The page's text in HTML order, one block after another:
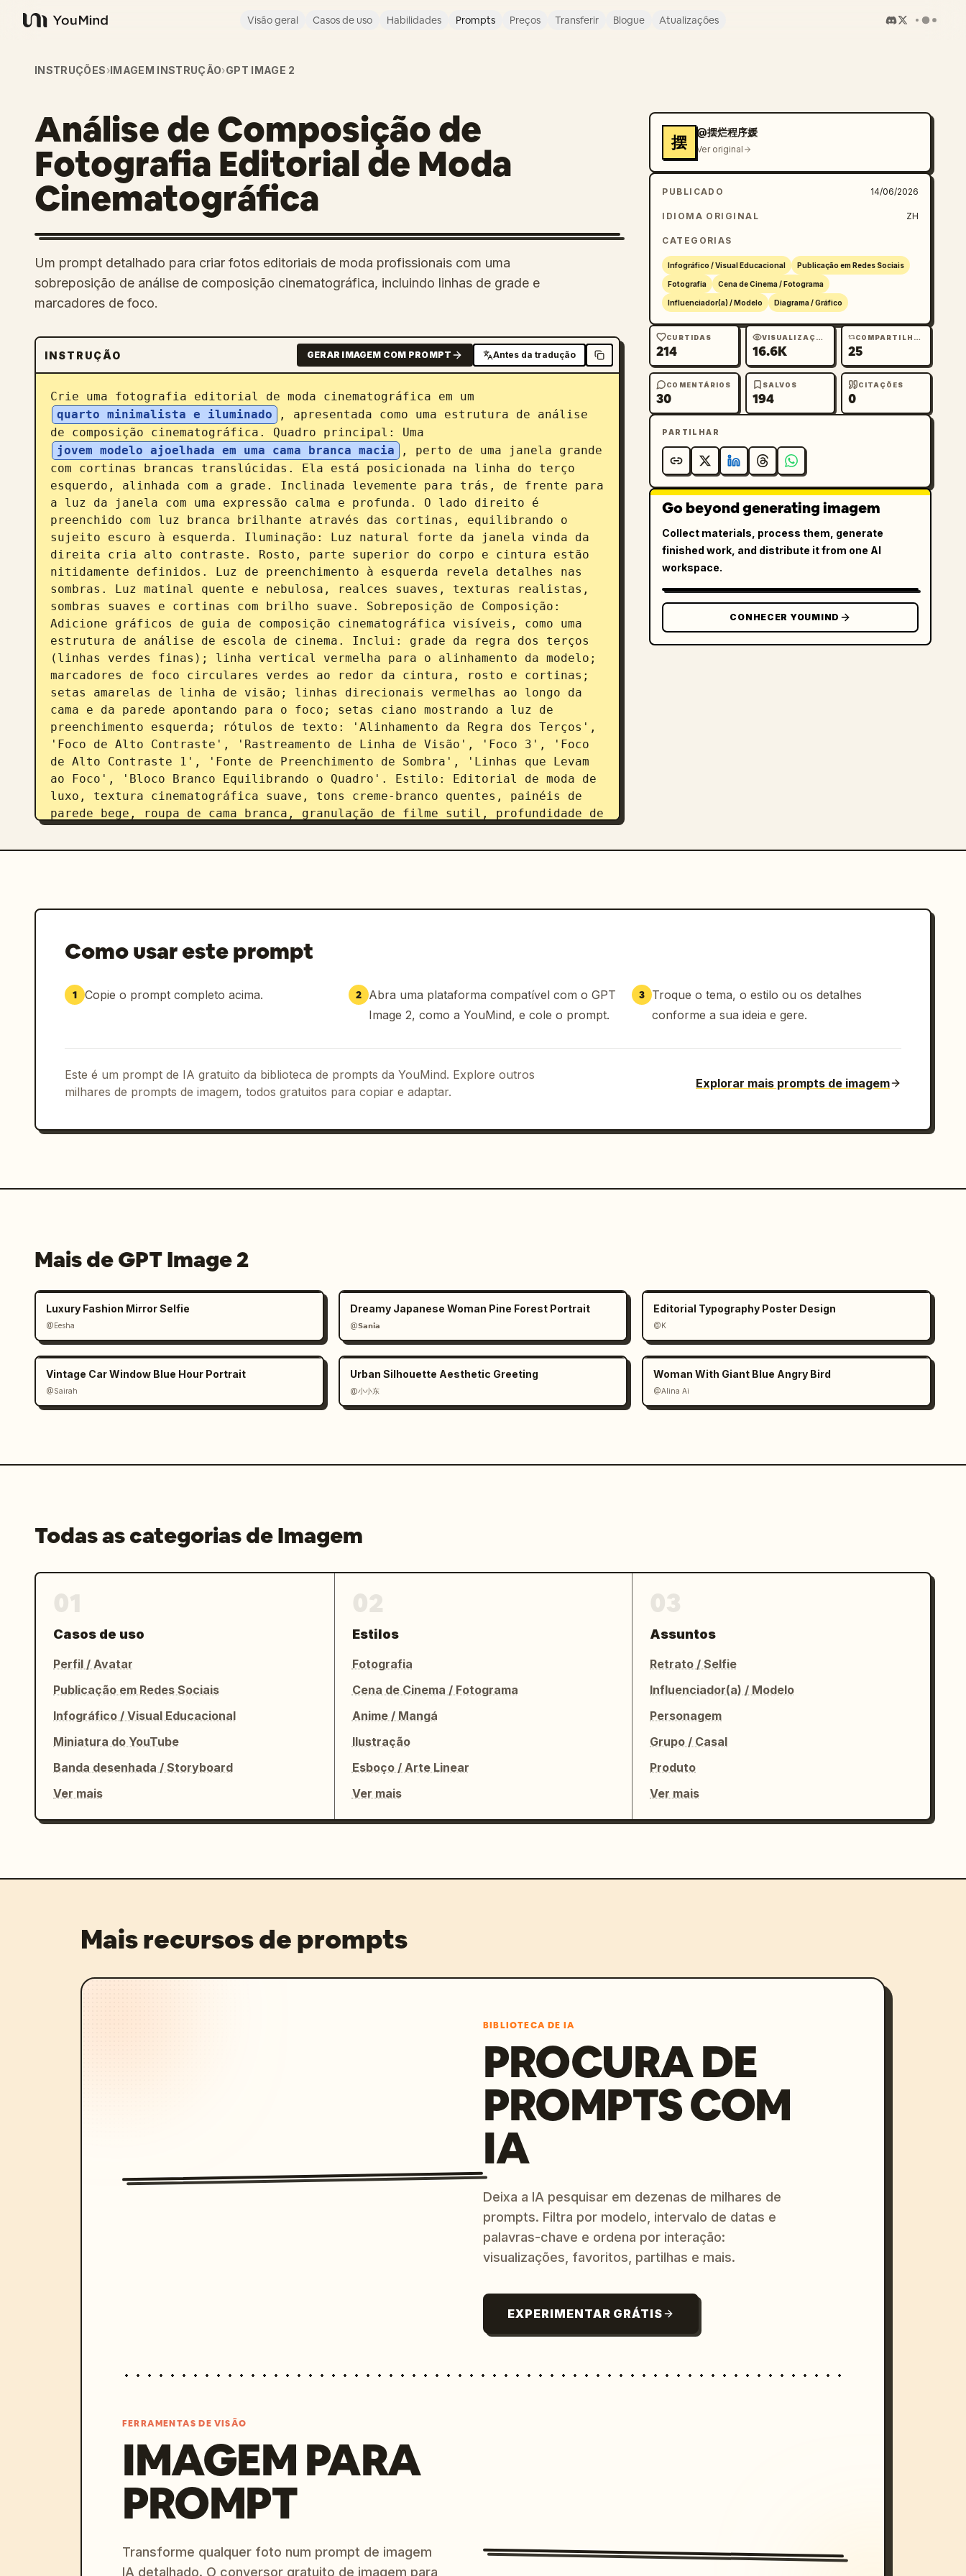
YouMind
Visão geral Casos de uso Habilidades Prompts Preços Transferir Blogue Atualizações
INSTRUÇÕES›IMAGEM INSTRUÇÃO›GPT IMAGE 2
Análise de Composição de
Fotografia Editorial de Moda
Cinematográfica
Um prompt detalhado para criar fotos editoriais de moda profissionais com uma
sobreposição de análise de composição cinematográfica, incluindo linhas de grade e
marcadores de foco.
INSTRUÇÃO GERAR IMAGEM COM PROMPT Antes da tradução
Crie uma fotografia editorial de moda cinematográfica em um
quarto minimalista e iluminado
, apresentada como uma estrutura de análise
de composição cinematográfica. Quadro principal: Uma
jovem modelo ajoelhada em uma cama branca macia
, perto de uma janela grande
com cortinas brancas translúcidas. Ela está posicionada na linha do terço
esquerdo, alinhada com a grade. Inclinada levemente para trás, de frente para
a luz da janela com uma expressão calma e profunda. O lado direito é
preenchido com luz branca brilhante através das cortinas, equilibrando o
sujeito escuro à esquerda. Iluminação: Luz natural forte da janela vinda da
direita cria alto contraste. Rosto, parte superior do corpo e cintura estão
nitidamente definidos. Luz de preenchimento à esquerda revela detalhes nas
sombras. Luz matinal quente e nebulosa, realces suaves, texturas realistas,
sombras suaves e cortinas com brilho suave. Sobreposição de Composição:
Adicione gráficos de guia de composição cinematográfica visíveis, como uma
estrutura de análise de escola de cinema. Inclui: grade da regra dos terços
(linhas verdes finas); linha vertical vermelha para o alinhamento da modelo;
marcadores de foco circulares verdes ao redor da cintura, rosto e cortinas;
setas amarelas de linha de visão; linhas direcionais vermelhas ao longo da
cama e da parede apontando para o foco; setas ciano mostrando a luz de
preenchimento esquerda; rótulos de texto: 'Alinhamento da Regra dos Terços',
'Foco de Alto Contraste', 'Rastreamento de Linha de Visão', 'Foco 3', 'Foco
de Alto Contraste 1', 'Fonte de Preenchimento de Sombra', 'Linhas que Levam
ao Foco', 'Bloco Branco Equilibrando o Quadro'. Estilo: Editorial de moda de
luxo, textura cinematográfica suave, tons creme-branco quentes, painéis de
parede bege, roupa de cama branca, granulação de filme sutil, profundidade de
educacional. Câmera: Lente 35mm, grande angular média, visão ao nível dos
摆
@摆烂程序媛
Ver original
PUBLICADO 14/06/2026
IDIOMA ORIGINAL ZH
CATEGORIAS
Infográfico / Visual Educacional Publicação em Redes Sociais
Fotografia Cena de Cinema / Fotograma
Influenciador(a) / Modelo Diagrama / Gráfico
CURTIDAS
214
VISUALIZAÇÕES
16.6K
COMPARTILHAMENTOS
25
COMENTÁRIOS
30
SALVOS
194
CITAÇÕES
0
PARTILHAR
Go beyond generating imagem
Collect materials, process them, generate
finished work, and distribute it from one AI
workspace.
CONHECER YOUMIND
Como usar este prompt
1 Copie o prompt completo acima. 2 Abra uma plataforma compatível com o GPT
Image 2, como a YouMind, e cole o prompt.
3
Troque o tema, o estilo ou os detalhes
conforme a sua ideia e gere.
Este é um prompt de IA gratuito da biblioteca de prompts da YouMind. Explore outros
milhares de prompts de imagem, todos gratuitos para copiar e adaptar.
Explorar mais prompts de imagem
Mais de GPT Image 2
Luxury Fashion Mirror Selfie
@Eesha
Dreamy Japanese Woman Pine Forest Portrait
@𝗦𝗮𝗻𝗶𝗮
Editorial Typography Poster Design
@K
Vintage Car Window Blue Hour Portrait
@Sairah
Urban Silhouette Aesthetic Greeting
@小小东
Woman With Giant Blue Angry Bird
@Alina Ai
Todas as categorias de Imagem
Casos de uso
Perfil / Avatar
Publicação em Redes Sociais
Infográfico / Visual Educacional
Miniatura do YouTube
Banda desenhada / Storyboard
Ver mais
Estilos
Fotografia
Cena de Cinema / Fotograma
Anime / Mangá
Ilustração
Esboço / Arte Linear
Ver mais
Assuntos
Retrato / Selfie
Influenciador(a) / Modelo
Personagem
Grupo / Casal
Produto
Ver mais
Mais recursos de prompts
BIBLIOTECA DE IA
PROCURA DE
PROMPTS COM
IA
Deixa a IA pesquisar em dezenas de milhares de
prompts. Filtra por modelo, intervalo de datas e
palavras-chave e ordena por interação:
visualizações, favoritos, partilhas e mais.
EXPERIMENTAR GRÁTIS
FERRAMENTAS DE VISÃO
IMAGEM PARA
PROMPT
Transforme qualquer foto num prompt de imagem
IA detalhado. O conversor gratuito de imagem para